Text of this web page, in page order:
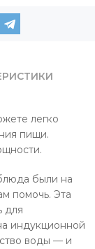
легко
пищи.
были на
помочь. Эта
для
индукционной
воды — и